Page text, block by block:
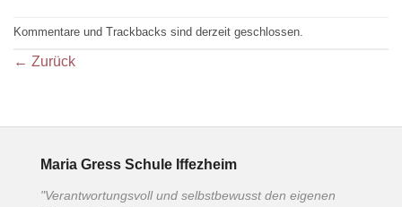
Kommentare und Trackbacks sind derzeit geschlossen.
← Zurück
Maria Gress Schule Iffezheim
"Verantwortungsvoll und selbstbewusst den eigenen